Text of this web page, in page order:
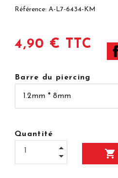
Référence: A-L7-6434-KM
4,90 € TTC
Barre du piercing
Quantité
shopping_cart